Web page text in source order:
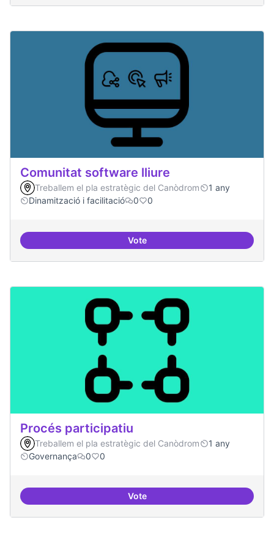
Comunitat software lliure
Treballem el pla estratègic del Canòdrom
1 any
Dinamització i facilitació
0 0
VoteComunitat software lliure
Procés participatiu
Treballem el pla estratègic del Canòdrom
1 any
Governança
0 0
VoteProcés participatiu